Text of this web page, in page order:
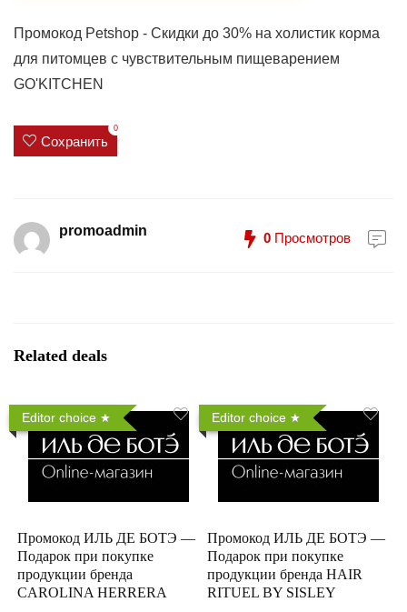
Промокод Petshop - Скидки до 30% на холистик корма
для питомцев с чувствительным пищеварением
GO'KITCHEN
Сохранить
0
promoadmin 0 Просмотров
Related deals
Editor choice
Промокод ИЛЬ ДЕ БОТЭ —
Подарок при покупке
продукции бренда
CAROLINA HERRERA
Editor choice
Промокод ИЛЬ ДЕ БОТЭ —
Подарок при покупке
продукции бренда HAIR
RITUEL BY SISLEY